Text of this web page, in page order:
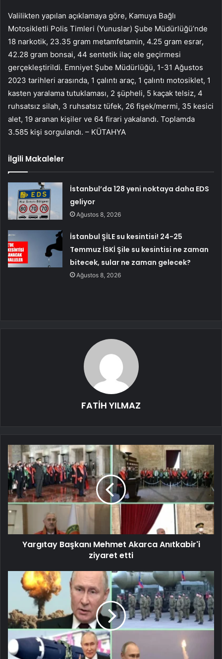
Valilikten yapılan açıklamaya göre, Kamuya Bağlı
Motosikletli Polis Timleri (Yunuslar) Şube Müdürlüğü’nde
18 narkotik, 23.35 gram metamfetamin, 4.25 gram esrar,
42.28 gram bonsai, 44 sentetik ilaç ele geçirmesi
gerçekleştirildi. Emniyet Şube Müdürlüğü, 1-31 Ağustos
2023 tarihleri ​​arasında, 1 çalıntı araç, 1 çalıntı motosiklet, 1
kasten yaralama tutuklaması, 2 şüpheli, 5 kaçak telsiz, 4
ruhsatsız silah, 3 ruhsatsız tüfek, 26 fişek/mermi, 35 kesici
alet, 19 aranan kişiler ve 64 firari yakalandı. Toplamda
3.585 kişi sorgulandı. – KÜTAHYA
İlgili Makaleler
İstanbul’da 128 yeni noktaya daha EDS
geliyor
Ağustos 8, 2026
İstanbul ŞİLE su kesintisi! 24-25
Temmuz İSKİ Şile su kesintisi ne zaman
bitecek, sular ne zaman gelecek?
Ağustos 8, 2026
FATİH YILMAZ
Yargıtay Başkanı Mehmet Akarca Anıtkabir'i
ziyaret etti